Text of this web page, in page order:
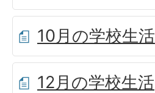
10月の学校生活
12月の学校生活